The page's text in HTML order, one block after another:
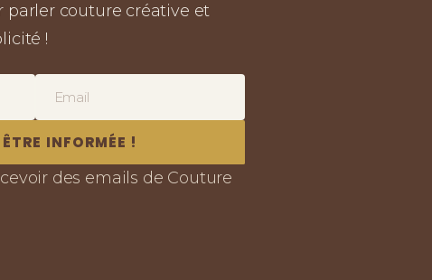
parler couture créative et
!
INFORMÉE !
des emails de Couture